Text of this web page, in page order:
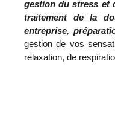
gestion du stress et
traitement de la
entreprise,
gestion de vos
relaxation, de